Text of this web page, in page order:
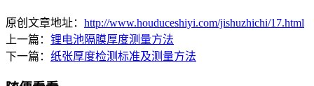
原创文章地址： http://www.houduceshiyi.com/jishuzhichi/17.html
上一篇： 锂电池隔膜厚度测量方法
下一篇： 纸张厚度检测标准及测量方法